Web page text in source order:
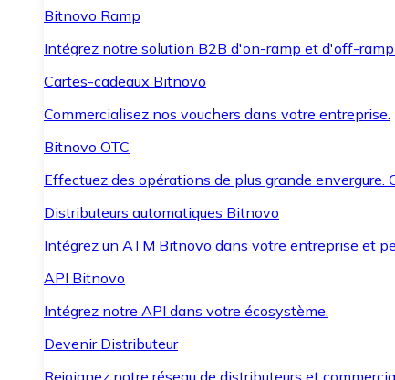
Bitnovo Ramp
Intégrez notre solution B2B d'on-ramp et d'off-
Cartes-cadeaux Bitnovo
Commercialisez nos vouchers dans votre entreprise.
Bitnovo OTC
Effectuez des opérations de plus grande
Distributeurs automatiques Bitnovo
Intégrez un ATM Bitnovo dans votre entreprise et
API Bitnovo
Intégrez notre API dans votre écosystème.
Devenir Distributeur
Rejoignez notre réseau de distributeurs et